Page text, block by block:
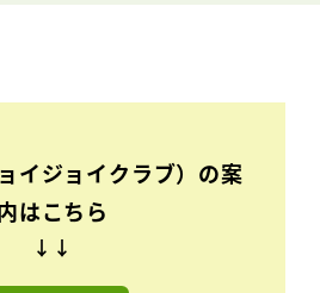
イジョイクラブ）の案
はこちら
↓↓